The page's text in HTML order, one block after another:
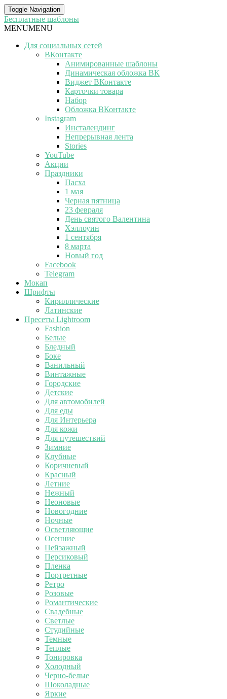
Toggle Navigation
Бесплатные шаблоны
MENUMENU
Для социальных сетей
ВКонтакте
Анимированные шаблоны
Динамическая обложка ВК
Виджет ВКонтакте
Карточки товара
Набор
Обложка ВКонтакте
Instagram
Инсталендинг
Непрерывная лента
Stories
YouTube
Акции
Праздники
Пасха
1 мая
Черная пятница
23 февраля
День святого Валентина
Хэллоуин
1 сентября
8 марта
Новый год
Facebook
Telegram
Мокап
Шрифты
Кириллические
Латинские
Пресеты Lightroom
Fashion
Белые
Бледный
Боке
Ванильный
Винтажные
Городские
Детские
Для автомобилей
Для еды
Для Интерьера
Для кожи
Для путешествий
Зимние
Клубные
Коричневый
Красный
Летние
Нежный
Неоновые
Новогодние
Ночные
Осветляющие
Осенние
Пейзажный
Персиковый
Пленка
Портретные
Ретро
Розовые
Романтические
Свадебные
Светлые
Студийные
Темные
Теплые
Тонировка
Холодный
Черно-белые
Шоколадные
Яркие